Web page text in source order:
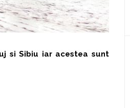
si Sibiu iar acestea sunt